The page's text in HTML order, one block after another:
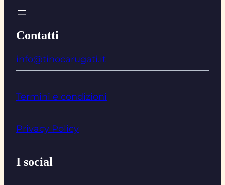
Contatti
info@tinocarugati.it
Termini e condizioni
Privacy Policy
I social